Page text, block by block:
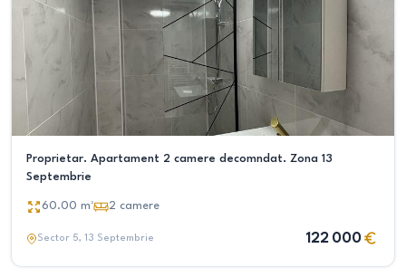
Proprietar. Apartament 2 camere decomndat. Zona 13
Septembrie
60.00 m² 2 camere
Sector 5, 13 Septembrie 122 000